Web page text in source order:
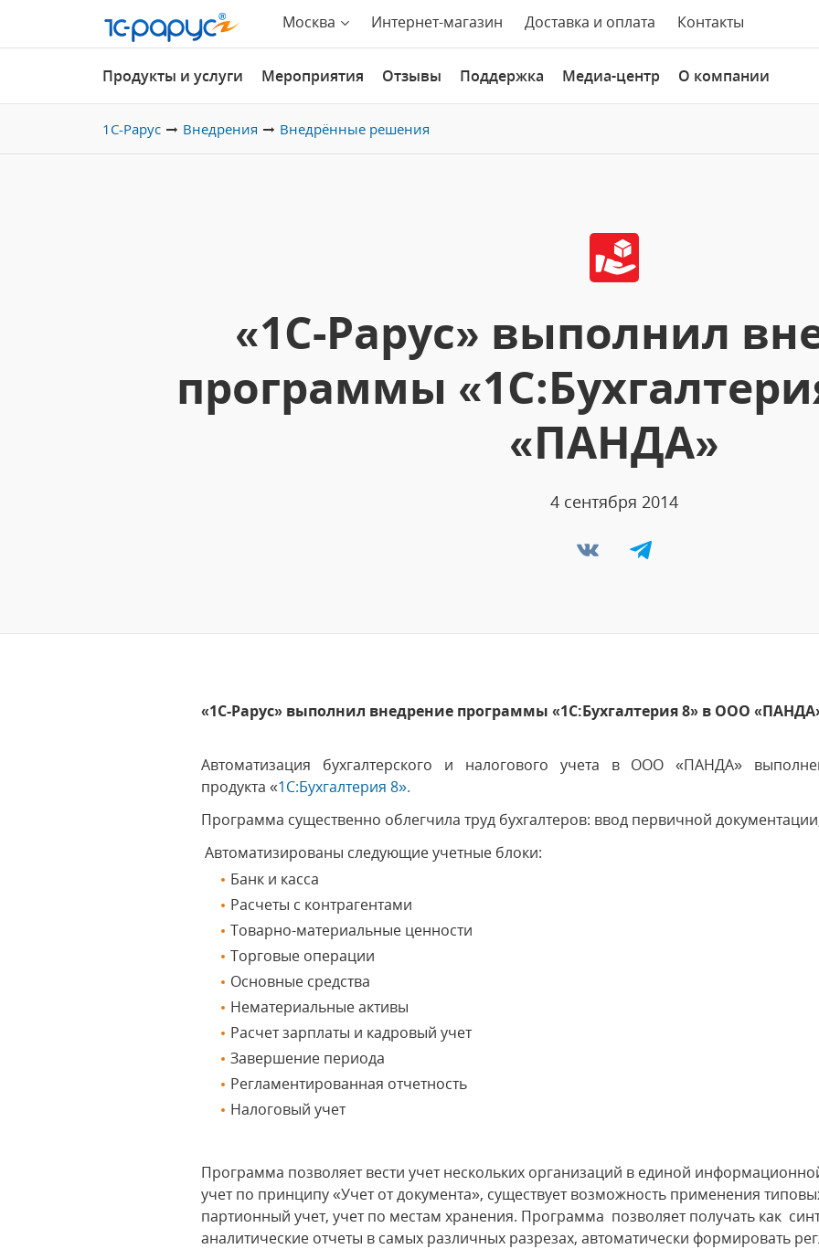
Москва Интернет-магазин Доставка и оплата Контакты
Продукты и услуги Мероприятия Отзывы Поддержка Медиа-центр О компании
1С-Рарус Внедрения Внедрённые решения
«1С-Рарус» выполнил
программы
«ПАНДА»
4 сентября 2014
«1С-Рарус» выполнил внедрение программы «1С:Бухгалтерия 8» в ООО
Автоматизация бухгалтерского и налогового учета в ООО «ПАНДА»
продукта «1С:Бухгалтерия 8».
Программа существенно облегчила труд бухгалтеров: ввод первичной
Автоматизированы следующие учетные блоки:
Банк и касса
Расчеты с контрагентами
Товарно-материальные ценности
Торговые операции
Основные средства
Нематериальные активы
Расчет зарплаты и кадровый учет
Завершение периода
Регламентированная отчетность
Налоговый учет
Программа позволяет вести учет нескольких организаций в единой
учет по принципу «Учет от документа», существует возможность применения
партионный учет, учет по местам хранения. Программа позволяет получать как
аналитические отчеты в самых различных разрезах, автоматически формировать